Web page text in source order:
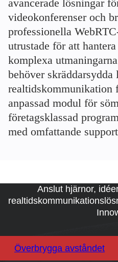
avancerade lösningar
videokonferenser och
professionella
utrustade för att
komplexa
behöver
realtidskommunikation
anpassad modul för
företagsklassad
med omfattande
Anslut hjärnor,
Överbrygga avståndet